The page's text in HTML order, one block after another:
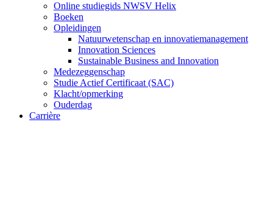
Online studiegids NWSV Helix
Boeken
Opleidingen
Natuurwetenschap en innovatiemanagement
Innovation Sciences
Sustainable Business and Innovation
Medezeggenschap
Studie Actief Certificaat (SAC)
Klacht/opmerking
Ouderdag
Carrière